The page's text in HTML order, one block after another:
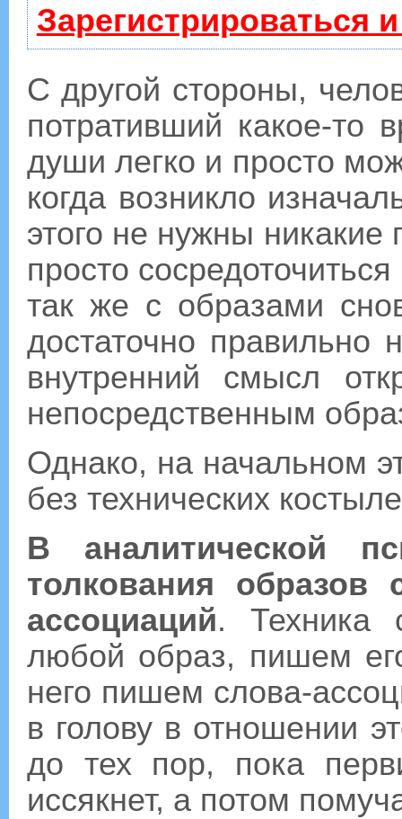
Зарегистрироваться
С другой стороны,
потративший какое-то
души легко и просто
когда возникло
этого не нужны никакие
просто
так же с образами
достаточно правильно
внутренний смысл
непосредственным
Однако, на начальном
без технических
В аналитической
толкования
ассоциаций. Техника
любой образ, пишем
него пишем слова-
в голову в отношении
до тех пор, пока
иссякнет, а потом